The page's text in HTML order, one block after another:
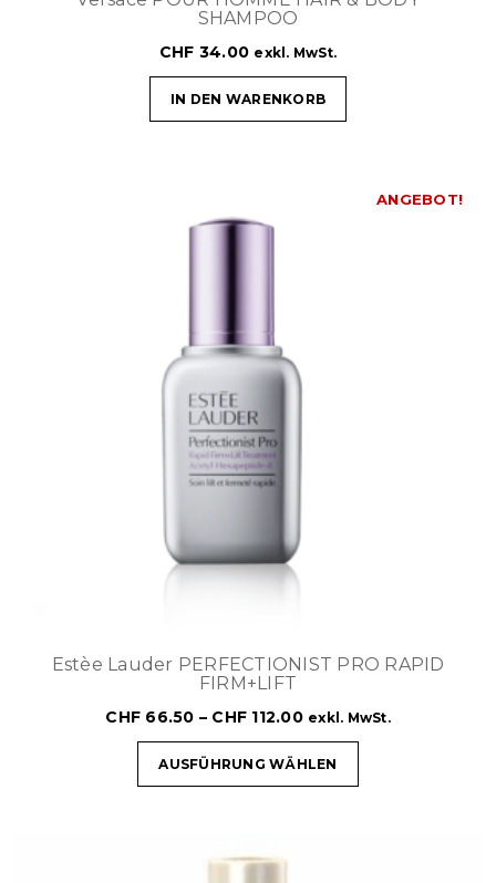
SHAMPOO
CHF 34.00 exkl. MwSt.
IN DEN WARENKORB
ANGEBOT!
Estèe Lauder PERFECTIONIST PRO RAPID
FIRM+LIFT
CHF 66.50 – CHF 112.00 exkl. MwSt.
AUSFÜHRUNG WÄHLEN